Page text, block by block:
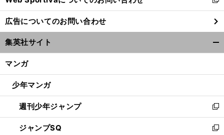
サ
"
先
"
調
新
し
い
ウ
ィ
ン
ウ
開
く
広告についてのお問い合わせ
集英社サイト
マンガ
少年マンガ
週刊少年ジャンプ
新
し
い
ジャンプSQ
新